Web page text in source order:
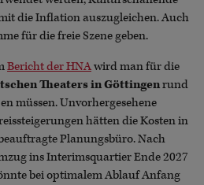
die Inflation auszugleichen. Auch
für die freie Szene geben.
Bericht der HNAwird man für die
Theaters in Göttingenrund
müssen. Unvorhergesehene
hätten die Kosten in
Planungsbüro. Nach
ins Interimsquartier Ende 2027
bei optimalem Ablauf Anfang